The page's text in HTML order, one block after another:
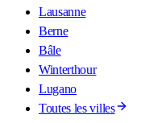
Lausanne
Berne
Bâle
Winterthour
Lugano
Toutes les villes